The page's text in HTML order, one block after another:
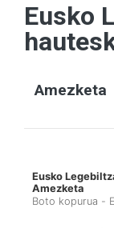
Eusko
Amezketa
Eusko
Amezketa
Boto kopurua -